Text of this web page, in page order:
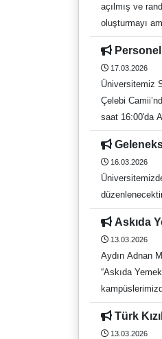
f: https://
açılmış ve
oluşturmayı
Teknoloji
Atölye,
süreçlerine de
https://
17.03.2026
Üniversitemiz
Çelebi
saat 16:00'da
16.03.2026
Askıda
13.03.2026
Aydın Adnan
“Askıda
hayırlı
Türk
13.03.2026